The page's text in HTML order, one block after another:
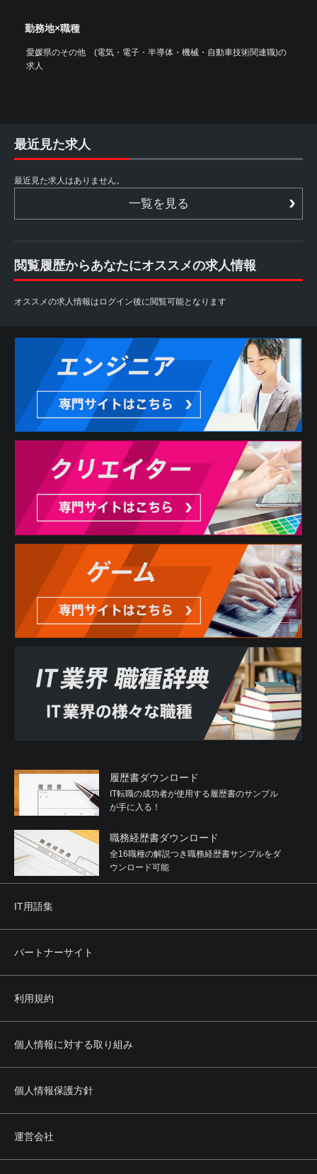
勤務地×職種
愛媛県のその他 (電気・電子・半導体・機械・自動車技術関連職)の
求人
最近見た求人
最近見た求人はありません。
一覧を見る
閲覧履歴からあなたにオススメの求人情報
オススメの求人情報はログイン後に閲覧可能となります
履歴書ダウンロード
IT転職の成功者が使用する履歴書のサンプル
が手に入る！
職務経歴書ダウンロード
全16職種の解説つき職務経歴書サンプルをダ
ウンロード可能
IT用語集
パートナーサイト
利用規約
個人情報に対する取り組み
個人情報保護方針
運営会社